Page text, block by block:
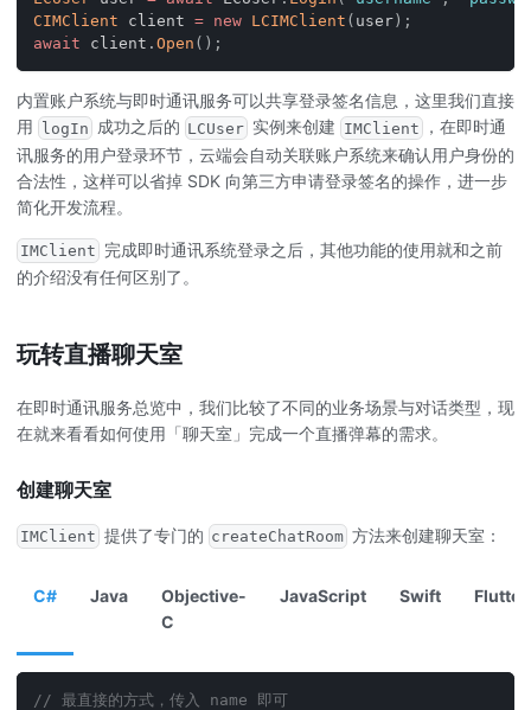
CIMClient client = new LCIMClient ( user ) ;
await client . Open ( ) ;
内置账户系统与即时通讯服务可以共享登录签名信息，这里我们直接
用 logIn 成功之后的 LCUser 实例来创建 IMClient ，在即时通
讯服务的用户登录环节，云端会自动关联账户系统来确认用户身份的
合法性，这样可以省掉 SDK 向第三方申请登录签名的操作，进一步
简化开发流程。
IMClient 完成即时通讯系统登录之后，其他功能的使用就和之前
的介绍没有任何区别了。
玩转直播聊天室
在即时通讯服务总览中，我们比较了不同的业务场景与对话类型，现
在就来看看如何使用「聊天室」完成一个直播弹幕的需求。
创建聊天室
IMClient 提供了专门的 createChatRoom 方法来创建聊天室：
C# Java
Objective-
C
JavaScript Swift Flutter
// 最直接的方式，传入 name 即可